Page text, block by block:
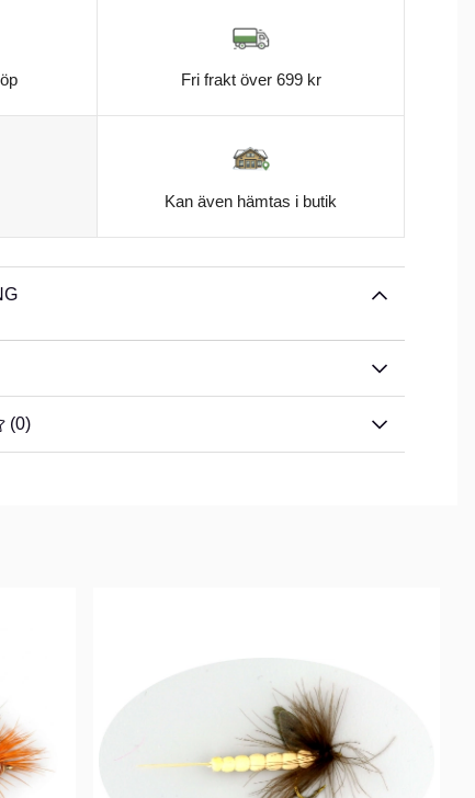
Fri frakt över 699 kr
Kan även hämtas i butik
0 AV 5 ANTAL BETYG 0
(0)